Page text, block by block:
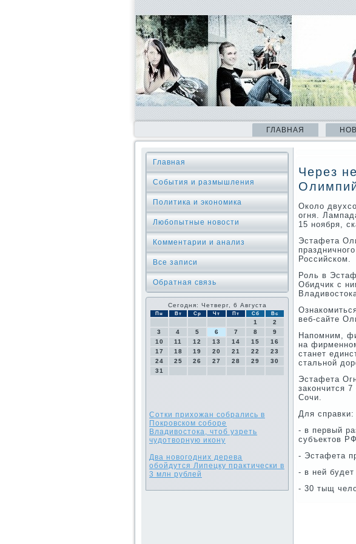
ГЛАВНАЯ
Главная
События и размышления
Политика и экономика
Любопытные новости
Комментарии и анализ
Все записи
Обратная связь
Сегодня: Четверг, 6 Августа
Пн Вт Ср Чт Пт Сб Вс
1
2
3
4 5 6 7 8
9
10
11 12 13 14 15
16
17
18 19 20 21 22
23
24
25 26 27 28 29
30
31
Сотки прихожан собрались в
Покровском соборе
Владивостока, чтоб узреть
чудотворную икону
Два новогодних дерева
обойдутся Липецку практически в
3 млн рублей
Через
Около
огня.
15 ноября,
Эстафета
Российском.
Роль в
Обидчик с
веб-сайте
Напомним,
на
станет
стальной
Эстафета
закончится
Сочи.
Для справки:
- в первый
субъектов
- Эстафета
- в ней
- 30 тыщ